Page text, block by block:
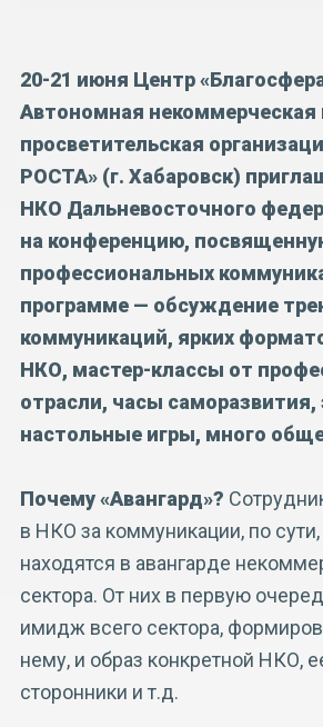
20-21 июня Центр
Автономная некоммерческая
просветительская
РОСТА» (г. Хабаровск)
НКО Дальневосточного
на конференцию,
профессиональных
программе — обсуждение
коммуникаций, ярких
НКО, мастер-классы от
отрасли, часы саморазвития,
настольные игры, много
Почему «Авангард»?
в НКО за коммуникации, по сути,
находятся в авангарде
сектора. От них в первую
имидж всего сектора,
нему, и образ конкретной НКО,
сторонники и т.д.